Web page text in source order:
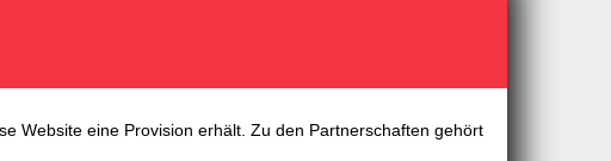
Website eine Provision erhält. Zu den Partnerschaften gehört